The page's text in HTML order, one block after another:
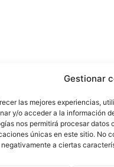
Gestionar
las mejores experiencias,
y/o acceder a la información
nos permitirá procesar datos
únicas en este sitio. No
a ciertas